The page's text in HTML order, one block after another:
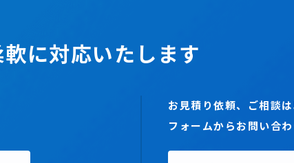
に対応いたします
お見積り依頼、ご相談
フォームからお問い合